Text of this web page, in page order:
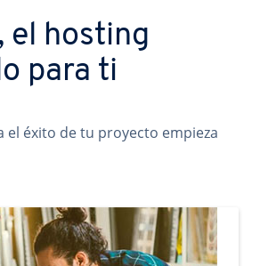
el hosting
para ti
el éxito de tu proyecto empieza